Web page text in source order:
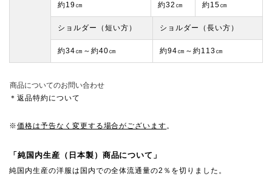
約19㎝ 約32㎝ 約15㎝
ショルダー（短い方） ショルダー（長い方）
約34㎝～約40㎝ 約94㎝～約113㎝
商品についてのお問い合わせ
＊返品特約について
※価格は予告なく変更する場合がございます。
「純国内生産（日本製）商品について」
純国内生産の洋服は国内での全体流通量の2％を切りました。